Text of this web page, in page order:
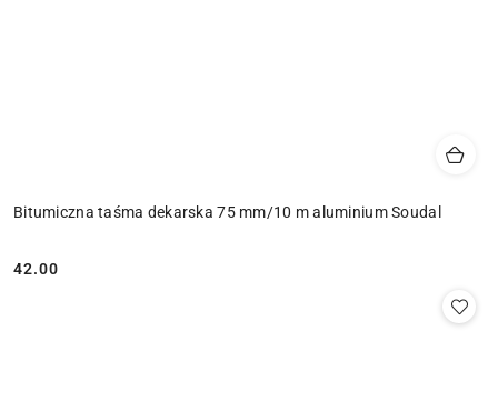
Bitumiczna taśma dekarska 75 mm/10 m aluminium Soudal
Cena:
42.00